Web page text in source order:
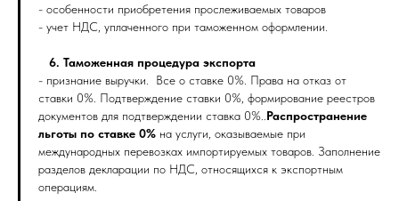
- особенности приобретения прослеживаемых товаров
- учет НДС, уплаченного при таможенном оформлении.
6. Таможенная процедура экспорта
- признание выручки. Все о ставке 0%. Права на отказ от
ставки 0%. Подтверждение ставки 0%, формирование реестров
документов для подтверждении ставка 0%.. Распространение
льготы по ставке 0% на услуги, оказываемые при
международных перевозках импортируемых товаров. Заполнение
разделов декларации по НДС, относящихся к экспортным
операциям.